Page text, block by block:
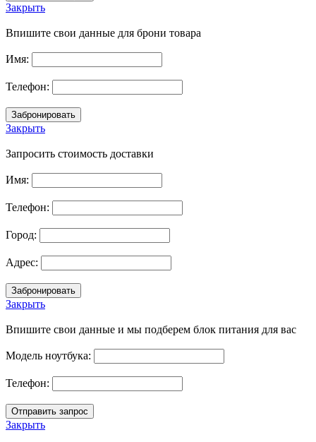
Закрыть
Впишите свои данные для брони товара
Имя:
Телефон:
Закрыть
Запросить стоимость доставки
Имя:
Телефон:
Город:
Адрес:
Закрыть
Впишите свои данные и мы подберем блок питания для вас
Модель ноутбука:
Телефон:
Закрыть